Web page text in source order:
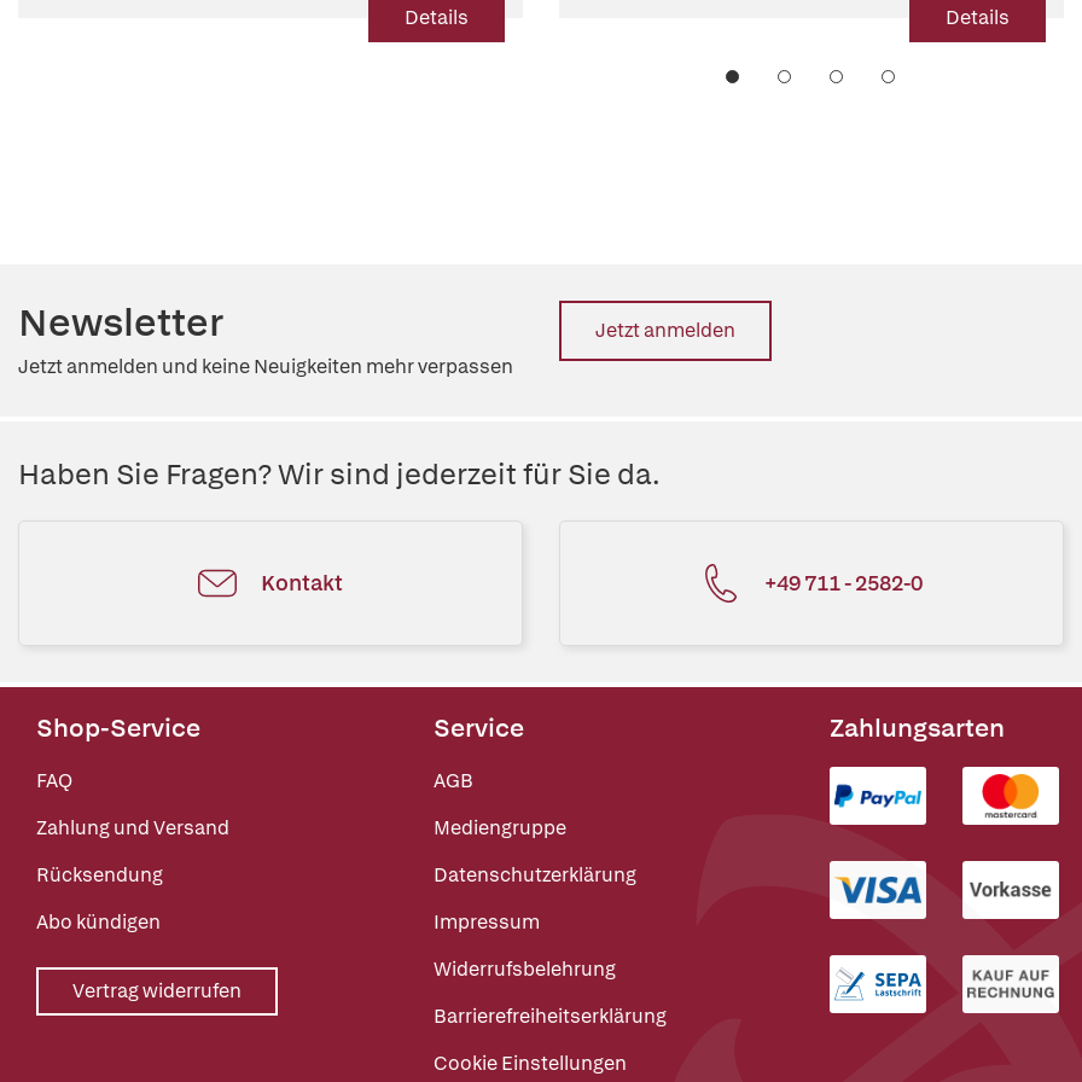
Details Details
Newsletter
Jetzt anmelden und keine Neuigkeiten mehr verpassen
Jetzt anmelden
Haben Sie Fragen? Wir sind jederzeit für Sie da.
Kontakt +49 711 - 2582-0
Shop-Service
FAQ
Zahlung und Versand
Rücksendung
Abo kündigen
Vertrag widerrufen
Service
AGB
Mediengruppe
Datenschutzerklärung
Impressum
Widerrufsbelehrung
Barrierefreiheitserklärung
Cookie Einstellungen
Zahlungsarten